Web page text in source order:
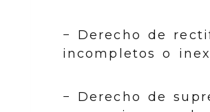
− Derecho de
incompletos o
− Derecho de